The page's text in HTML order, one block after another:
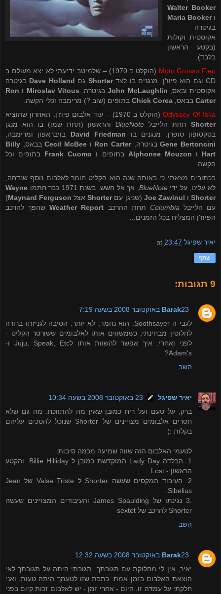
Walter Booker
וMaria Booker
בגיטרה
אקוסטית וקולות
(בקטע הראשון
בלבד).
Moto Grosso Fieo (הוקלט ב 1970) – שלמיטב ידיעתי לא יצא מעולם ב
CDוגם הוא פיוז'ן. מנגנים בו לצדShorter גם Dave Holland בגיטרה
אקוסטית ובאס, John McLaughlinבגיטרה, Miroslav Vitous ו Ron
Carter בבאס, Chick Corea בתופים (שוב ?) מרימבה וכלי הקשה.
Odyssey Of Iska(הוקלט ב 1970) – עוד אלבום פיוז'ן. האחרון שהוציא
Shorter תחת הלייבל BlueNote והראשון (תחת שמו) בו הוא מנגן
בסקסופון סופרן. מנגנים בו David Friedman בויבראפון ומרימבה,
Gene Bertonciniבגיטרה,Ron Carter ו Cecil McBeeבבאס, Billy
Hart ו Alphonse Mouzon בתופים ו Frank Cuomo בתופים וכל
הקשה.
בכתובים מצאתי כי באותה שנה הוא הקליט חומר לאלבום נוסף שנדחה,
לא עלינו, על ידיBlueNote , אך אל חשש. בשנת 1971 כבר חתמו
Wayne
Shorterו Joe Zawinul (שניגן עםShorterאצל Maynard Ferguson
)
עם הלייבל Columbia תחת ההרכב Weather Reportשהפך להרכב
הפיוז'ן המצליח בכל הזמנים...
יאיר שפיגל at 23:47
שתף
9 תגובות:
Barak23 באוקטובר 2008 בשעה 7:19
לגבי ה Soothsayer. הוא נחמד, לא יותר. הסיבה לגניזתו ברורה
לחלוטין מבחינתי, כשמשווים אותו לאלבומים ששורטר הקליט -
לפני ואחרי. איך אפשר להשוות אותו לJuju, Speak, Etc ו-
Adam's?
השב
יאיר שפיגל
23 באוקטובר 2008 בשעה 10:34
ברק, על טעם ועל ריח כמובן שאין מה להתווכח. מה גם שלא
חסרים אלבומים מצויינים של Shorter שנוכל להסכים עליהם
בקלות :)
לטעמי האלבום הזה שווה שמיעה מכמה סיבות:
1. הבלדה Lady Day המוקדשת כמובן ל Billie Hilliday. והקטע
הראשון - Lost.
2. העיבוד המקסים שעשה Shorter ל Valse Triste של Jean
Sibelius.
.3 נגינתו של James Spaulding והעיבודים המצויינים שעשה
Shorter להרכב של sextet
השב
Barak23 באוקטובר 2008 בשעה 12:32
יאיר, אין לי מחלוקת עם תגובתך. תגובתי היתה על תגובתך לאי
הוצאת האלבום בזמן אמת. כתבת שזו לטעמך היתה טעות, ואני
חלקתי על עמדה זו. היום - אחרי זמן - יש לאלבום זכות קיום בפני